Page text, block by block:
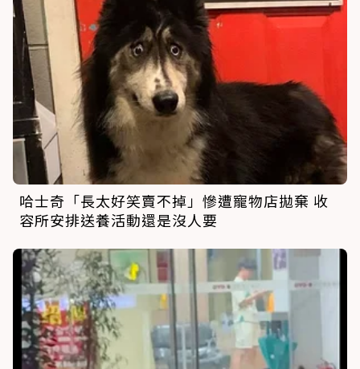
哈士奇「長太好笑賣不掉」慘遭寵物店拋棄 收
容所安排送養活動還是沒人要